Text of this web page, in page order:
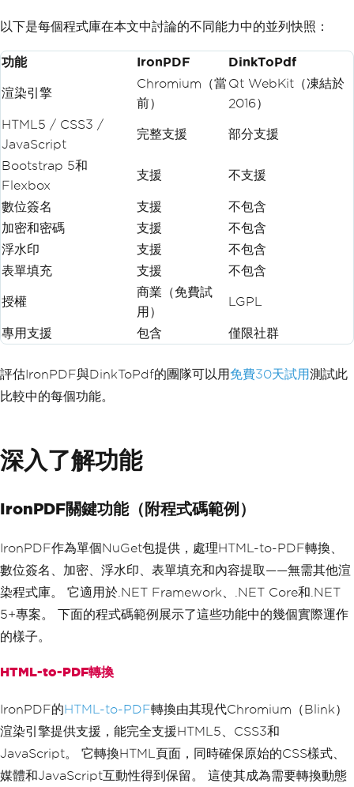
以下是每個程式庫在本文中討論的不同能力中的並列快照：
功能 IronPDF DinkToPdf
渲染引擎
Chromium（當
前）
Qt WebKit（凍結於
2016）
HTML5 / CSS3 /
JavaScript
完整支援 部分支援
Bootstrap 5和
Flexbox
支援 不支援
數位簽名 支援
不包含
加密和密碼
支援
不包含
浮水印
支援
不包含
表單填充
支援 不包含
授權
商業（免費試
用）
LGPL
專用支援 包含 僅限社群
評估IronPDF與DinkToPdf的團隊可以用 免費30天試用測試此
比較中的每個功能。
深入了解功能
IronPDF關鍵功能（附程式碼範例）
IronPDF作為單個NuGet包提供，處理HTML-to-PDF轉換、
數位簽名、加密、浮水印、表單填充和內容提取——無需其他渲
染程式庫。 它適用於.NET Framework、.NET Core和.NET
5+專案。 下面的程式碼範例展示了這些功能中的幾個實際運作
的樣子。
HTML-to-PDF轉換
IronPDF的HTML-to-PDF轉換由其現代Chromium（Blink）
渲染引擎提供支援，能完全支援HTML5、CSS3和
JavaScript。 它轉換HTML頁面，同時確保原始的CSS樣式、
媒體和JavaScript互動性得到保留。 這使其成為需要轉換動態